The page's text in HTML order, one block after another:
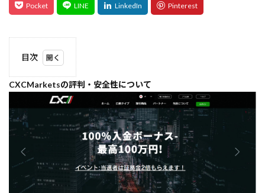
目次
CXCMarkets
の評判・安
全性につい
て
1.1
ット⭐
実は
CXCMarketsの評判・安全性について